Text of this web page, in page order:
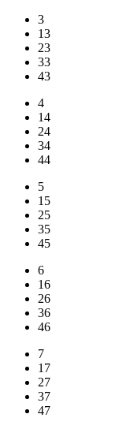
3
13
23
33
43
4
14
24
34
44
5
15
25
35
45
6
16
26
36
46
7
17
27
37
47